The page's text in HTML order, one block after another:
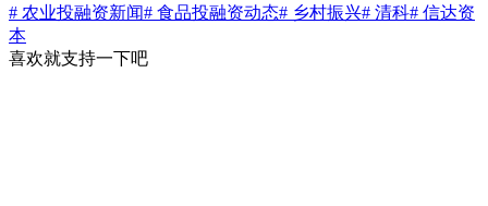
# 农业投融资新闻# 食品投融资动态# 乡村振兴# 清科# 信达资
本
喜欢就支持一下吧